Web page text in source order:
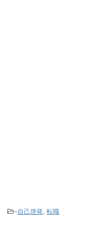
-自己啓発, 転職